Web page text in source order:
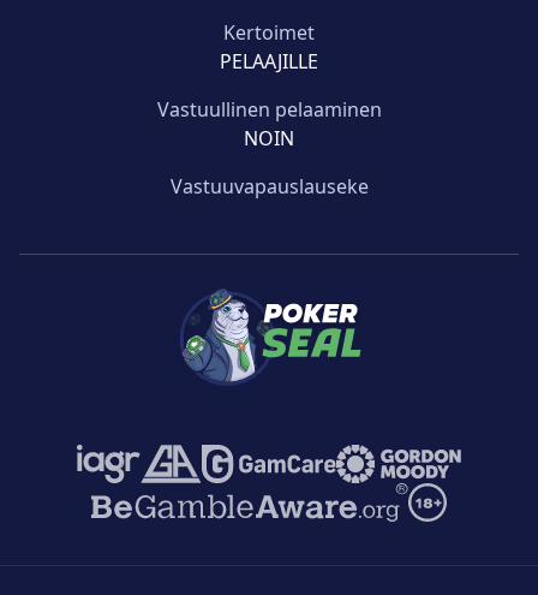
Kertoimet
PELAAJILLE
Vastuullinen pelaaminen
NOIN
Vastuuvapauslauseke